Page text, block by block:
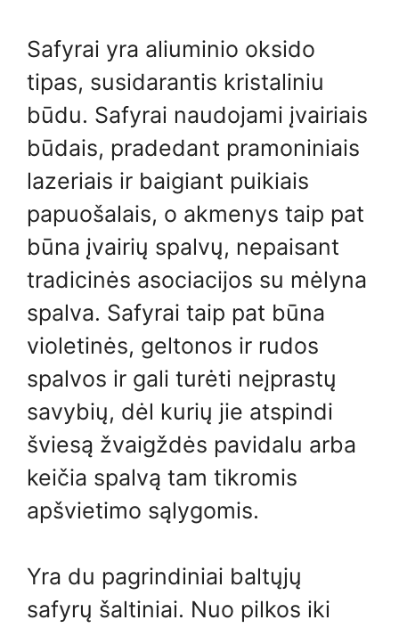
Safyrai yra aliuminio oksido
tipas, susidarantis kristaliniu
būdu. Safyrai naudojami įvairiais
būdais, pradedant pramoniniais
lazeriais ir baigiant puikiais
papuošalais, o akmenys taip pat
būna įvairių spalvų, nepaisant
tradicinės asociacijos su mėlyna
spalva. Safyrai taip pat būna
violetinės, geltonos ir rudos
spalvos ir gali turėti neįprastų
savybių, dėl kurių jie atspindi
šviesą žvaigždės pavidalu arba
keičia spalvą tam tikromis
apšvietimo sąlygomis.
Yra du pagrindiniai baltųjų
safyrų šaltiniai. Nuo pilkos iki